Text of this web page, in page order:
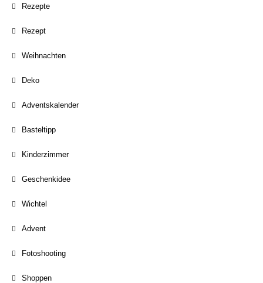
Rezepte
Rezept
Weihnachten
Deko
Adventskalender
Basteltipp
Kinderzimmer
Geschenkidee
Wichtel
Advent
Fotoshooting
Shoppen